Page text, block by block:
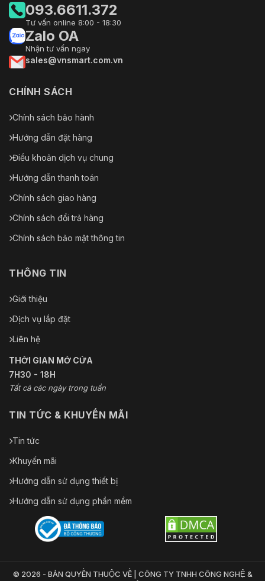
093.6611.372
Tư vấn online 8:00 - 18:30
Zalo OA
Nhận tư vấn ngay
sales@vnsmart.com.vn
CHÍNH SÁCH
Chính sách bảo hành
Hướng dẫn đặt hàng
Điều khoản dịch vụ chung
Hướng dẫn thanh toán
Chính sách giao hàng
Chính sách đổi trả hàng
Chính sách bảo mật thông tin
THÔNG TIN
Giới thiệu
Dịch vụ lắp đặt
Liên hệ
THỜI GIAN MỞ CỬA
7H30 - 18H
Tất cả các ngày trong tuần
TIN TỨC & KHUYẾN MÃI
Tin tức
Khuyến mãi
Hướng dẫn sử dụng thiết bị
Hướng dẫn sử dụng phần mềm
© 2026 - BẢN QUYỀN THUỘC VỀ | CÔNG TY TNHH CÔNG NGHỆ &